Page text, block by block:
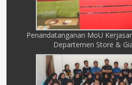
Penandatanganan MoU
Departemen Store &